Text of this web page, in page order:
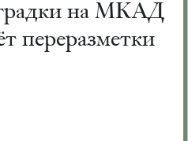
на МКАД
переразметки